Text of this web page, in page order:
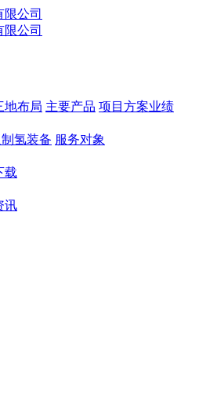
地布局 主要产品 项目方案业绩
氢装备 服务对象
载
讯